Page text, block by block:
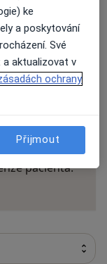
důležité.
za
pacienta.
ke
a poskytování
Své
aktualizovat v
ochrany
Přijmout